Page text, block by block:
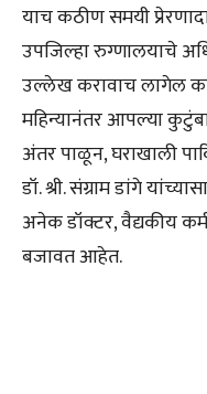
याच कठीण समयी
उपजिल्हा रुग्णालयाचे
उल्लेख करावाच लागेल
महिन्यानंतर आपल्या
अंतर पाळून, घराखाली
डॉ. श्री. संग्राम डांगे
अनेक डॉक्टर, वैद्यकीय
बजावत आहेत.